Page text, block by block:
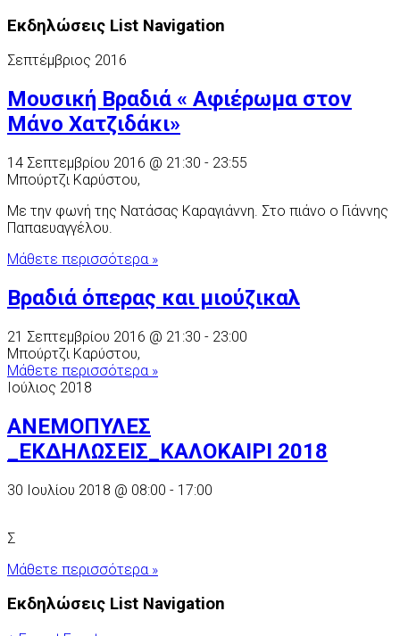
Εκδηλώσεις List Navigation
Σεπτέμβριος 2016
Μουσική Βραδιά « Αφιέρωμα στον
Μάνο Χατζιδάκι»
14 Σεπτεμβρίου 2016 @ 21:30 - 23:55
Μπούρτζι Καρύστου,
Mε την φωνή της Νατάσας Καραγιάννη. Στο πιάνο ο Γιάννης
Παπαευαγγέλου.
Μάθετε περισσότερα »
Βραδιά όπερας και μιούζικαλ
21 Σεπτεμβρίου 2016 @ 21:30 - 23:00
Μπούρτζι Καρύστου,
Μάθετε περισσότερα »
Ιούλιος 2018
ΑΝΕΜΟΠΥΛΕΣ
_ΕΚΔΗΛΩΣΕΙΣ_ΚΑΛΟΚΑΙΡΙ 2018
30 Ιουλίου 2018 @ 08:00 - 17:00
Σ
Μάθετε περισσότερα »
Εκδηλώσεις List Navigation